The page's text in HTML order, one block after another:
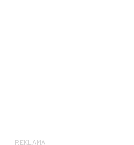
REKLAMA